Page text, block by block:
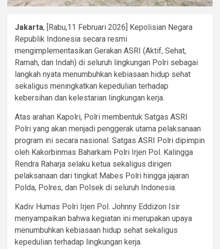
Jakarta, [Rabu,11 Februari 2026] Kepolisian Negara
Republik Indonesia secara resmi
mengimplementasikan Gerakan ASRI (Aktif, Sehat,
Ramah, dan Indah) di seluruh lingkungan Polri sebagai
langkah nyata menumbuhkan kebiasaan hidup sehat
sekaligus meningkatkan kepedulian terhadap
kebersihan dan kelestarian lingkungan kerja.
Atas arahan Kapolri, Polri membentuk Satgas ASRI
Polri yang akan menjadi penggerak utama pelaksanaan
program ini secara nasional. Satgas ASRI Polri dipimpin
oleh Kakorbinmas Baharkam Polri Irjen Pol. Kalingga
Rendra Raharja selaku ketua sekaligus dirigen
pelaksanaan dari tingkat Mabes Polri hingga jajaran
Polda, Polres, dan Polsek di seluruh Indonesia.
Kadiv Humas Polri Irjen Pol. Johnny Eddizon Isir
menyampaikan bahwa kegiatan ini merupakan upaya
menumbuhkan kebiasaan hidup sehat sekaligus
kepedulian terhadap lingkungan kerja.